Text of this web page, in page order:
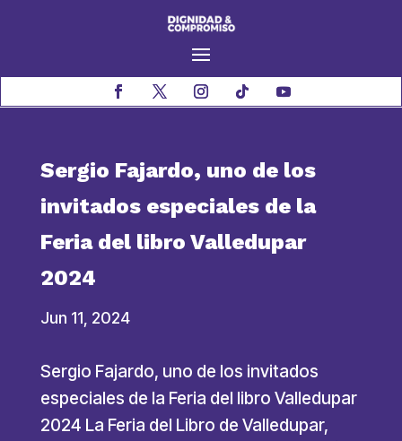
Sergio Fajardo, uno de los
invitados especiales de la
Feria del libro Valledupar
2024
Jun 11, 2024
Sergio Fajardo, uno de los invitados
especiales de la Feria del libro Valledupar
2024 La Feria del Libro de Valledupar,